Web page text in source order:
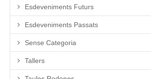
Esdeveniments Futurs
Esdeveniments Passats
Sense Categoria
Tallers